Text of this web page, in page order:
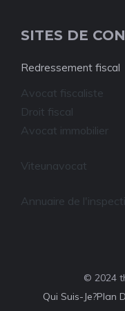
SITES DE
Redressement fiscal
Avocat fiscaliste
Droit fiscal
Avocat immobilier
Viteunavocat
Annuaire de
© 2024
Qui Suis-Je?Plan